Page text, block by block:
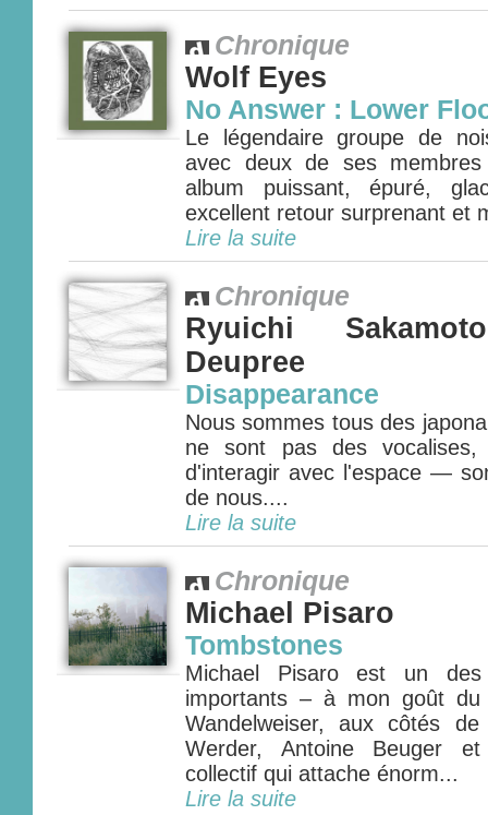
Chronique
Wolf Eyes
No Answer : Lower
Le légendaire groupe de
avec deux de ses
album puissant, épuré,
excellent retour surprenant et
Lire la suite
Chronique
Ryuichi
Deupree
Disappearance
Nous sommes tous des
ne sont pas des vocalises,
d'interagir avec l'espace —
de nous....
Lire la suite
Chronique
Michael Pisaro
Tombstones
Michael Pisaro est un
importants – à mon goût
Wandelweiser, aux côtés
Werder, Antoine Beuger
collectif qui attache énorm...
Lire la suite